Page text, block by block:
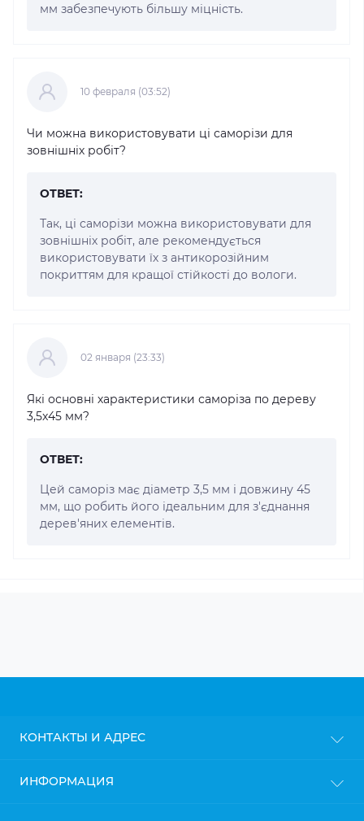
мм забезпечують більшу міцність.
10 февраля (03:52)
Чи можна використовувати ці саморізи для
зовнішніх робіт?
ОТВЕТ:
Так, ці саморізи можна використовувати для
зовнішніх робіт, але рекомендується
використовувати їх з антикорозійним
покриттям для кращої стійкості до вологи.
02 января (23:33)
Які основні характеристики саморіза по дереву
3,5x45 мм?
ОТВЕТ:
Цей саморіз має діаметр 3,5 мм і довжину 45
мм, що робить його ідеальним для з'єднання
дерев'яних елементів.
КОНТАКТЫ И АДРЕС
ИНФОРМАЦИЯ